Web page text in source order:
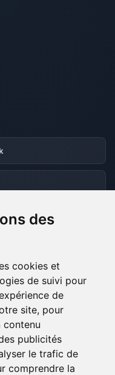
des
cookies et
de suivi pour
de
site, pour
contenu
publicités
le trafic de
comprendre la
ACCEPTÉS